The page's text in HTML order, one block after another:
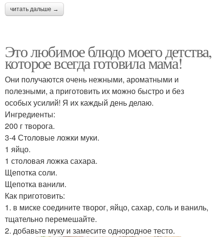
читать дальше →
Это любимое блюдо моего детства,
которое всегда готовила мама!
Они получаются очень нежными, ароматными и
полезными, а приготовить их можно быстро и без
особых усилий! Я их каждый день делаю.
Ингредиенты:
200 г творога.
3-4 Столовые ложки муки.
1 яйцо.
1 столовая ложка сахара.
Щепотка соли.
Щепотка ванили.
Как приготовить:
1. в миске соедините творог, яйцо, сахар, соль и ваниль,
тщательно перемешайте.
2. добавьте муку и замесите однородное тесто.